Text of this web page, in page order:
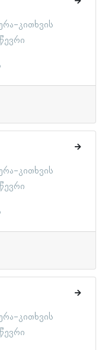
კითხვის
კითხვის
კითხვის